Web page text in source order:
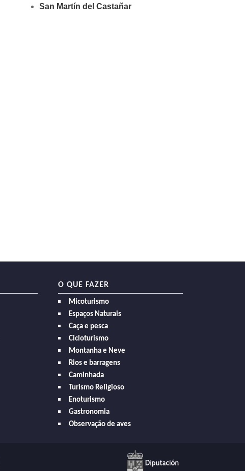
San Martín del Castañar
O QUE FAZER
Micoturismo
Espaços Naturais
Caça e pesca
Cicloturismo
Montanha e Neve
Rios e barragens
Caminhada
Turismo Religioso
Enoturismo
Gastronomia
Observação de aves